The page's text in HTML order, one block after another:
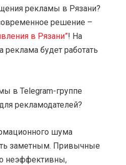
рекламы в Рязани?
решение –
в Рязани”! На
будет работать
в Telegram-группе
рекламодателей?
шума
заметным. Привычные
неэффективны,